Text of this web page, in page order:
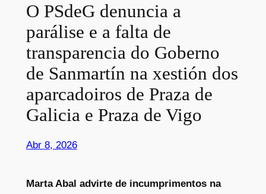
O PSdeG denuncia a
parálise e a falta de
transparencia do Goberno
de Sanmartín na xestión dos
aparcadoiros de Praza de
Galicia e Praza de Vigo
Abr 8, 2026
Marta Abal advirte de incumprimentos na